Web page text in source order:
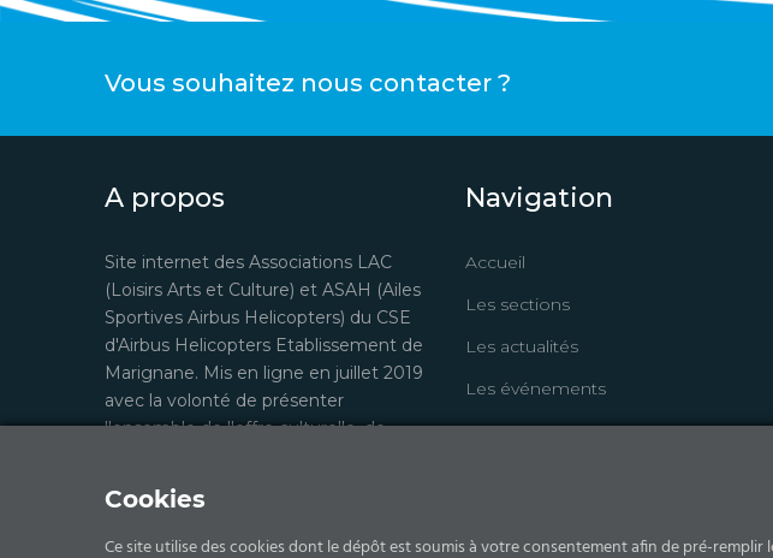
Vous souhaitez nous contacter ?
A propos
Site internet des Associations LAC
(Loisirs Arts et Culture) et ASAH (Ailes
Sportives Airbus Helicopters) du CSE
d'Airbus Helicopters Etablissement de
Marignane. Mis en ligne en juillet 2019
avec la volonté de présenter
l'ensemble de l'offre culturelle, de
l'entreprise et fournir aux adhérents un
moyen de communication et de
gestion complet.
Navigation
Accueil
Les sections
Les actualités
Les événements
Contact
Cookies
Ce site utilise des cookies dont le dépôt est soumis à votre consentement afin de pré-